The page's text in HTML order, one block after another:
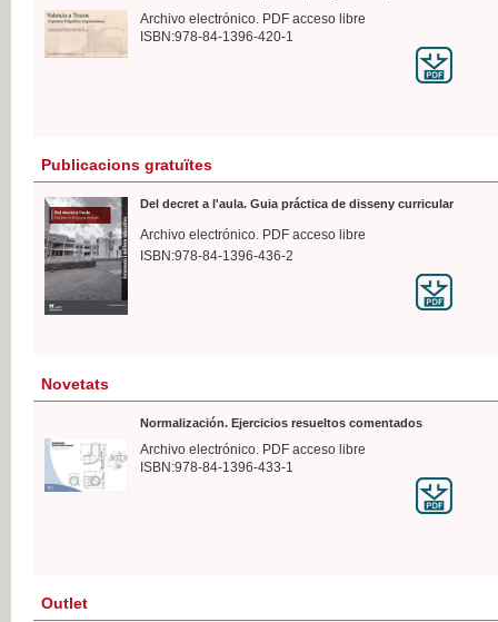
Archivo electrónico. PDF acceso libre
ISBN:978-84-1396-420-1
Publicacions gratuïtes
Del decret a l'aula. Guia práctica de disseny curricular
Archivo electrónico. PDF acceso libre
ISBN:978-84-1396-436-2
Novetats
Normalización. Ejercicios resueltos comentados
Archivo electrónico. PDF acceso libre
ISBN:978-84-1396-433-1
Outlet